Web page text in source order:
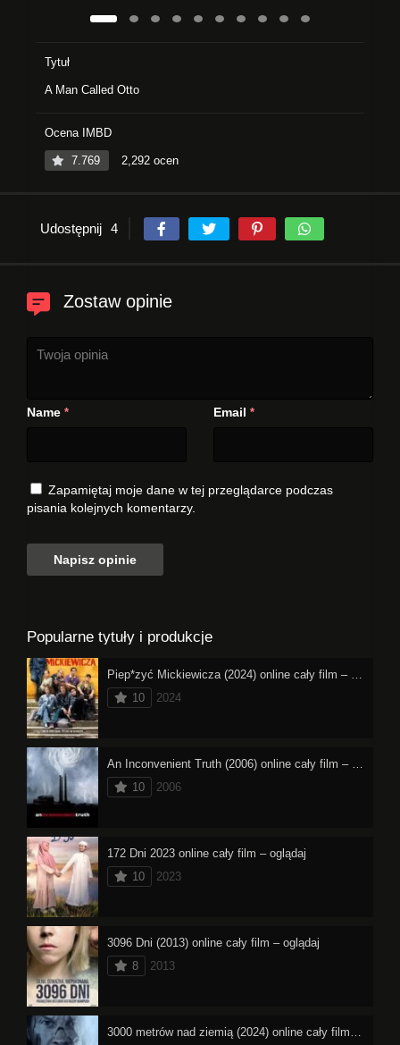
Tytuł
A Man Called Otto
Ocena IMBD
7.769 2,292 ocen
Udostępnij 4
Zostaw opinie
Name * Email *
Zapamiętaj moje dane w tej przeglądarce podczas
pisania kolejnych komentarzy.
Popularne tytuły i produkcje
10
2024
10
2006
172 Dni 2023 online cały film – oglądaj
10
2023
3096 Dni (2013) online cały film – oglądaj
8
2013